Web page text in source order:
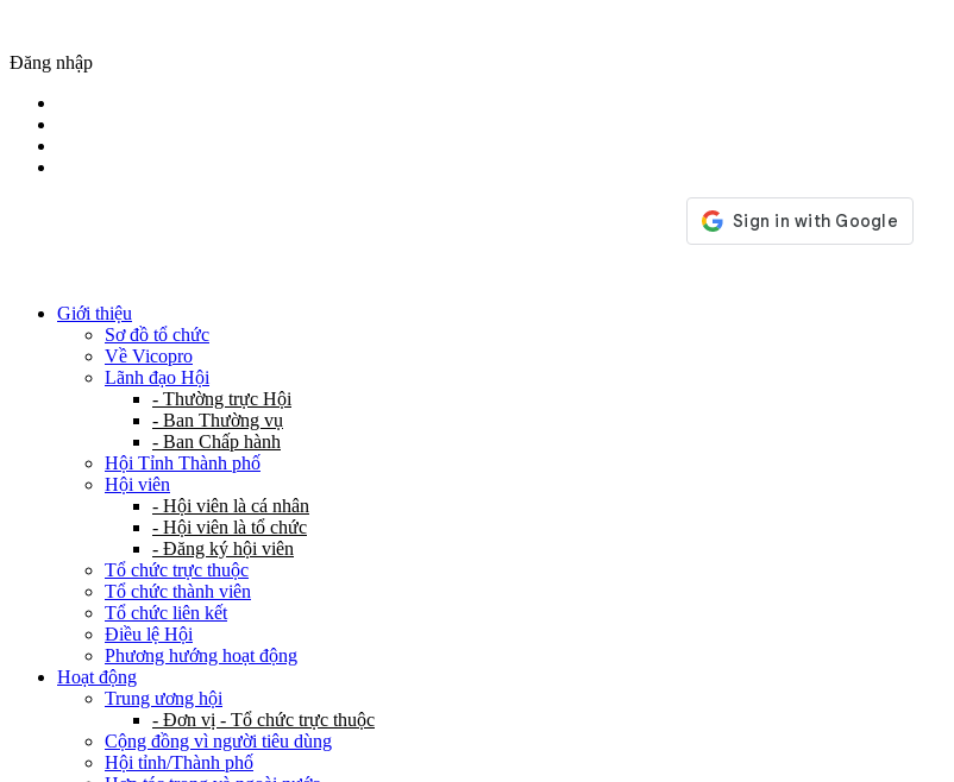
Đăng nhập
Giới thiệu
Sơ đồ tổ chức
Về Vicopro
Lãnh đạo Hội
- Thường trực Hội
- Ban Thường vụ
- Ban Chấp hành
Hội Tỉnh Thành phố
Hội viên
- Hội viên là cá nhân
- Hội viên là tổ chức
- Đăng ký hội viên
Tổ chức trực thuộc
Tổ chức thành viên
Tổ chức liên kết
Điều lệ Hội
Phương hướng hoạt động
Hoạt động
Trung ương hội
- Đơn vị - Tổ chức trực thuộc
Cộng đồng vì người tiêu dùng
Hội tỉnh/Thành phố